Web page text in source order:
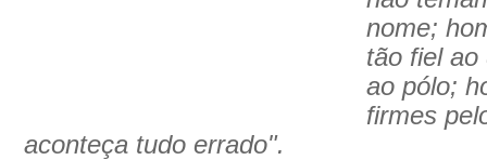
nome;
tão fiel ao
ao pólo;
firmes
aconteça tudo errado".